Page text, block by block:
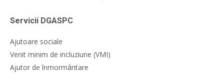
Servicii DGASPC
Ajutoare sociale
Venit minim de incluziune (VMI)
Ajutor de înmormântare